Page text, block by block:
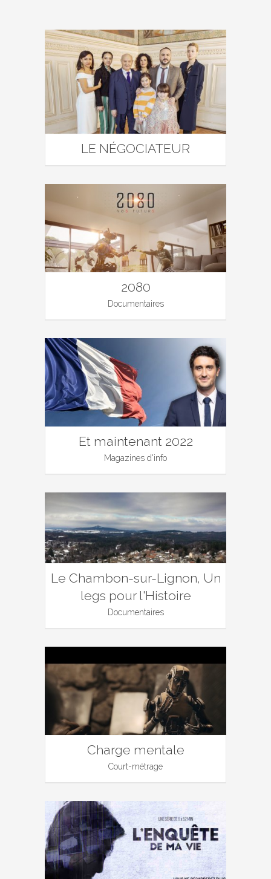
LE NÉGOCIATEUR
2080
Documentaires
Et maintenant 2022
Magazines d'info
Le Chambon-sur-Lignon, Un
legs pour l'Histoire
Documentaires
Charge mentale
Court-métrage